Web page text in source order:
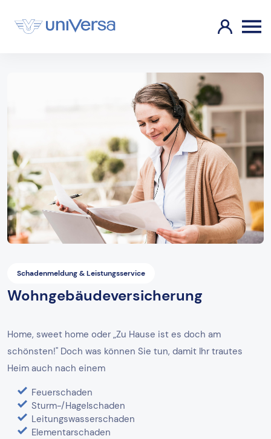
Schadenmeldung & Leistungsservice
Wohngebäudeversicherung
Home, sweet home oder „Zu Hause ist es doch am
schönsten!" Doch was können Sie tun, damit Ihr trautes
Heim auch nach einem
Feuerschaden
Sturm-/Hagelschaden
Leitungswasserschaden
Elementarschaden